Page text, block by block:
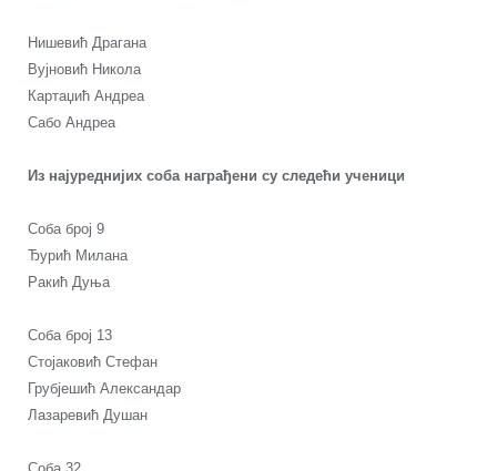
Нишевић Драгана
Вујновић Никола
Картаџић Андреа
Сабо Андреа
Из најуреднијих соба награђени су следећи ученици
Соба број 9
Ђурић Милана
Ракић Дуња
Соба број 13
Стојаковић Стефан
Грубјешић Александар
Лазаревић Душан